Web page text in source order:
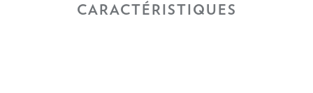
CARACTÉRISTIQUES